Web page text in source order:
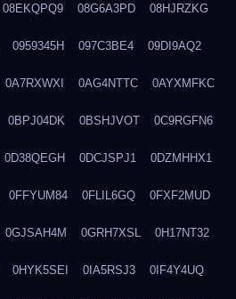
08EKQPQ9 08G6A3PD 08HJRZKG
0959345H 097C3BE4 09DI9AQ2
0A7RXWXI 0AG4NTTC 0AYXMFKC
0BPJ04DK 0BSHJVOT 0C9RGFN6
0D38QEGH 0DCJSPJ1 0DZMHHX1
0FFYUM84 0FLIL6GQ 0FXF2MUD
0GJSAH4M 0GRH7XSL 0H17NT32
0HYK5SEI 0IA5RSJ3 0IF4Y4UQ